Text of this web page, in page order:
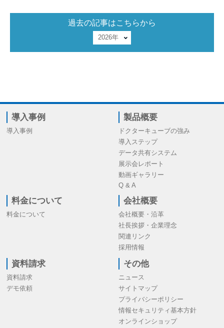
過去の記事はこちらから
導入事例
導入事例
製品概要
ドクターキューブの強み
導入ステップ
データ共有システム
展示会レポート
動画ギャラリー
Q & A
料金について
料金について
会社概要
会社概要・沿革
社長挨拶・企業理念
関連リンク
採用情報
資料請求
資料請求
デモ依頼
その他
ニュース
サイトマップ
プライバシーポリシー
情報セキュリティ基本方針
オンラインショップ